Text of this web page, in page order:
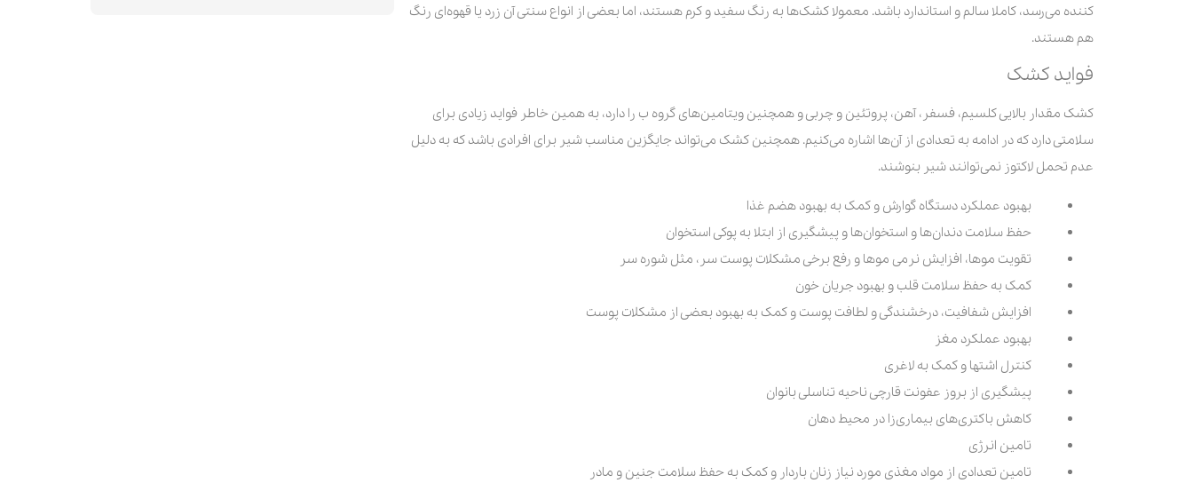
کننده می‌رسد، کاملا سالم و استاندارد باشد. معمولا کشک‌ها به رنگ سفید و کرم هستند، اما بعضی از انواع سنتی آن زرد یا قهوه‌ای رنگ
هم هستند.
فواید کشک
کشک مقدار بالایی کلسیم، فسفر، آهن، پروتئین و چربی و همچنین ویتامین‌های گروه ب را دارد، به همین خاطر فواید زیادی برای
سلامتی دارد که در ادامه به تعدادی از آن‌ها اشاره می‌کنیم. همچنین کشک می‌تواند جایگزین مناسب شیر برای افرادی باشد که به دلیل
عدم تحمل لاکتوز نمی‌توانند شیر بنوشند.
بهبود عملکرد دستگاه گوارش و کمک به بهبود هضم غذا
حفظ سلامت دندان‌ها و استخوان‌ها و پیشگیری از ابتلا به پوکی استخوان
تقویت موها، افزایش نرمی موها و رفع برخی مشکلات پوست سر، مثل شوره سر
کمک به حفظ سلامت قلب و بهبود جریان خون
افزایش شفافیت، درخشندگی و لطافت پوست و کمک به بهبود بعضی از مشکلات پوست
بهبود عملکرد مغز
کنترل اشتها و کمک به لاغری
پیشگیری از بروز عفونت قارچی ناحیه تناسلی بانوان
کاهش باکتری‌های بیماری‌زا در محیط دهان
تامین انرژی
تامین تعدادی از مواد مغذی مورد نیاز زنان باردار و کمک به حفظ سلامت جنین و مادر